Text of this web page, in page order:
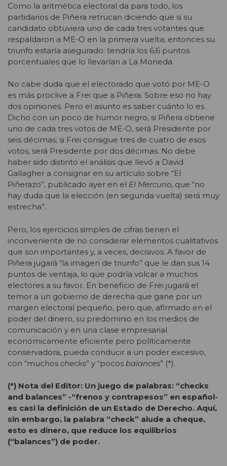
Como la aritmética electoral da para todo, los
partidarios de Piñera retrucan diciendo que si su
candidato obtuviera uno de cada tres votantes que
respaldaron a ME-O en la primera vuelta, entonces su
triunfo estaría asegurado: tendría los 6,6 puntos
porcentuales que lo llevarían a La Moneda.
No cabe duda que el electorado que votó por ME-O
es más proclive a Frei que a Piñera. Sobre eso no hay
dos opiniones. Pero el asunto es saber cuánto lo es.
Dicho con un poco de humor negro, si Piñera obtiene
uno de cada tres votos de ME-O, será Presidente por
seis décimas; si Frei consigue tres de cuatro de esos
votos, será Presidente por dos décimas. No debe
haber sido distinto el análisis que llevó a David
Gallagher a consignar en su artículo sobre “El
Piñerazo”, publicado ayer en el El Mercurio, que “no
hay duda que la elección (en segunda vuelta) será muy
estrecha”.
Pero, los ejercicios simples de cifras tienen el
inconveniente de no considerar elementos cualitativos
que son importantes y, a veces, decisivos. A favor de
Piñera jugará “la imagen de triunfo” que le dan sus 14
puntos de ventaja, lo que podría volcar a muchos
electores a su favor. En beneficio de Frei jugará el
temor a un gobierno de derecha que gane por un
margen electoral pequeño, pero que, afirmado en el
poder del dinero, su predominio en los medios de
comunicación y en una clase empresarial
económicamente eficiente pero políticamente
conservadora, pueda conducir a un poder excesivo,
con “muchos checks” y “pocos balances” (*).
(*) Nota del Editor: Un juego de palabras: “checks
and balances” -“frenos y contrapesos” en español-
es casi la definición de un Estado de Derecho. Aquí,
sin embargo, la palabra “check” alude a cheque,
esto es dinero, que reduce los equilibrios
(“balances”) de poder.